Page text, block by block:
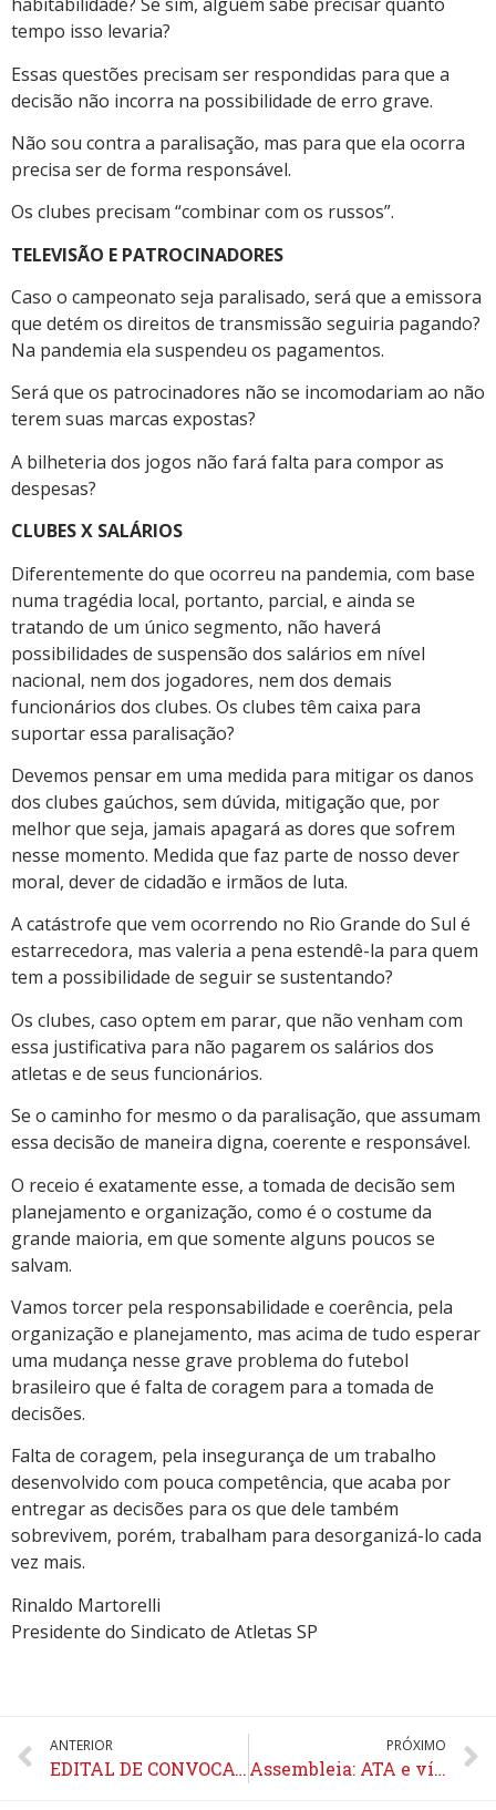
tempo isso levaria?
Essas questões precisam ser respondidas para que a
decisão não incorra na possibilidade de erro grave.
Não sou contra a paralisação, mas para que ela ocorra
precisa ser de forma responsável.
Os clubes precisam “combinar com os russos”.
TELEVISÃO E PATROCINADORES
Caso o campeonato seja paralisado, será que a emissora
que detém os direitos de transmissão seguiria pagando?
Na pandemia ela suspendeu os pagamentos.
Será que os patrocinadores não se incomodariam ao não
terem suas marcas expostas?
A bilheteria dos jogos não fará falta para compor as
despesas?
CLUBES X SALÁRIOS
Diferentemente do que ocorreu na pandemia, com base
numa tragédia local, portanto, parcial, e ainda se
tratando de um único segmento, não haverá
possibilidades de suspensão dos salários em nível
nacional, nem dos jogadores, nem dos demais
funcionários dos clubes. Os clubes têm caixa para
suportar essa paralisação?
Devemos pensar em uma medida para mitigar os danos
dos clubes gaúchos, sem dúvida, mitigação que, por
melhor que seja, jamais apagará as dores que sofrem
nesse momento. Medida que faz parte de nosso dever
moral, dever de cidadão e irmãos de luta.
A catástrofe que vem ocorrendo no Rio Grande do Sul é
estarrecedora, mas valeria a pena estendê-la para quem
tem a possibilidade de seguir se sustentando?
Os clubes, caso optem em parar, que não venham com
essa justificativa para não pagarem os salários dos
atletas e de seus funcionários.
Se o caminho for mesmo o da paralisação, que assumam
essa decisão de maneira digna, coerente e responsável.
O receio é exatamente esse, a tomada de decisão sem
planejamento e organização, como é o costume da
grande maioria, em que somente alguns poucos se
salvam.
Vamos torcer pela responsabilidade e coerência, pela
organização e planejamento, mas acima de tudo esperar
uma mudança nesse grave problema do futebol
brasileiro que é falta de coragem para a tomada de
decisões.
Falta de coragem, pela insegurança de um trabalho
desenvolvido com pouca competência, que acaba por
entregar as decisões para os que dele também
sobrevivem, porém, trabalham para desorganizá-lo cada
vez mais.
Rinaldo Martorelli
Presidente do Sindicato de Atletas SP
ANTERIOR
EDITAL DE CONVOCAÇÃO ASSEMBLEIA GERAL ORDINÁRIA – 15/05
PRÓXIMO
Assembleia: ATA e vídeo disponíveis